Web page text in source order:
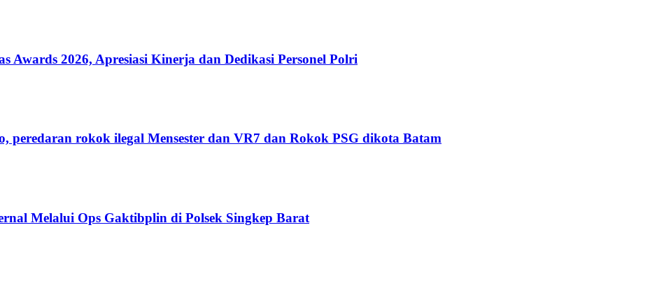
Awards 2026, Apresiasi Kinerja dan Dedikasi Personel Polri
peredaran rokok ilegal Mensester dan VR7 dan Rokok PSG dikota Batam
Melalui Ops Gaktibplin di Polsek Singkep Barat